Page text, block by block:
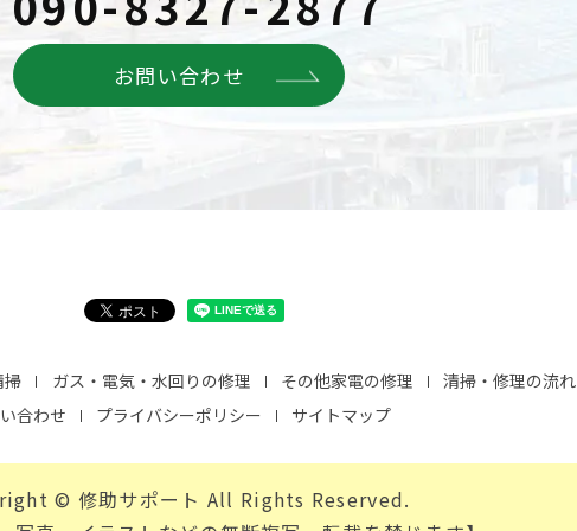
お問い合わせ
掃 ガス・電気・水回りの修理 その他家電の修理 清掃・修理の流れ
合わせ
プライバシーポリシー サイトマップ
© 修助サポート All Rights Reserved.